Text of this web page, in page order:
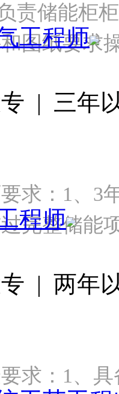
责储能柜
图纸要
工程师
| 三年
求：1、3
完整储
程师
| 两年
求：1、